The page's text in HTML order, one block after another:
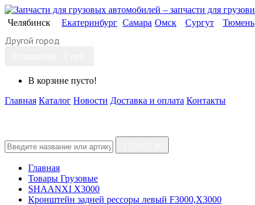
Челябинск Екатеринбург Самара Омск Сургут Тюмень
Другой город
В корзине пусто!
Главная Каталог Новости Доставка и оплата Контакты
Главная
Товары Грузовые
SHAANXI X3000
Кронштейн задней рессоры левый F3000,X3000